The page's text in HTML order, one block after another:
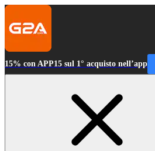
15% con APP15 sul 1° acquisto nell’app